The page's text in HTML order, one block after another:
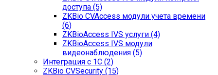
доступа (5)
ZKBio CVAccess модули учета времени
(6)
ZKBioAccess IVS услуги (4)
ZKBioAccess IVS модули
видеонаблюдения (5)
Интеграция с 1С (2)
ZKBio CVSecurity (15)